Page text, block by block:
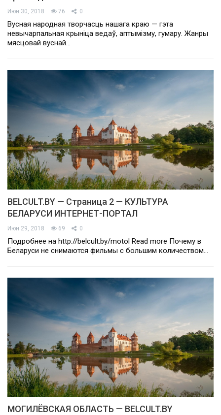
Июн 30, 2018 76 0
Вусная народная творчасць нашага краю — гэта
невычарпальная крыніца ведаў, аптымізму, гумару. Жанры
мясцовай вуснай…
BELCULT.BY — Страница 2 — КУЛЬТУРА
БЕЛАРУСИ ИНТЕРНЕТ-ПОРТАЛ
Июн 29, 2018 69 0
Подробнее на http://belcult.by/motol Read more Почему в
Беларуси не снимаются фильмы с большим количеством…
МОГИЛЁВСКАЯ ОБЛАСТЬ — BELCULT.BY